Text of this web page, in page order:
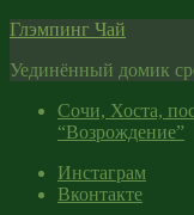
Skip
content
Глэмпинг Чай
Уединённый домик
Сочи, Хоста,
“Возрождение”
Инстаграм
Вконтакте